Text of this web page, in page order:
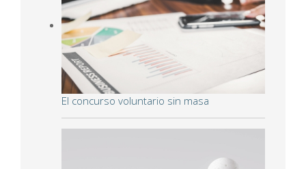
El concurso voluntario sin masa